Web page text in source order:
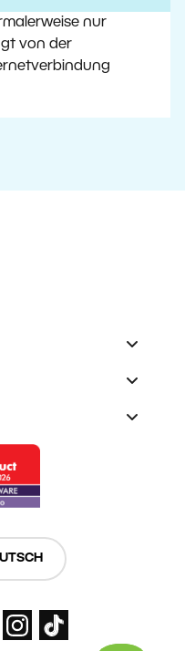
nur
von der